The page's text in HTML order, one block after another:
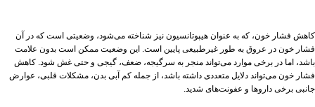
کاهش فشار خون، که به عنوان هیپوتانسیون نیز شناخته می‌شود، وضعیتی است که در آن
فشار خون در عروق به طور غیرطبیعی پایین است. این وضعیت ممکن است بدون علامت
باشد، اما در برخی موارد می‌تواند منجر به سرگیجه، ضعف، گیجی و حتی غش شود. کاهش
فشار خون می‌تواند دلایل متعددی داشته باشد، از جمله کم آبی بدن، مشکلات قلبی، عوارض
جانبی برخی داروها و عفونت‌های شدید.